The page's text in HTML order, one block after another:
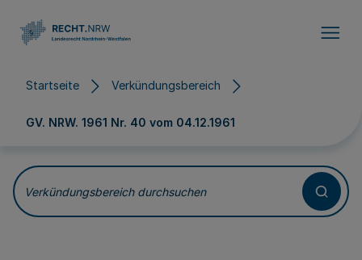
Startseite Verkündungsbereich
GV. NRW. 1961 Nr. 40 vom 04.12.1961
Verkündungsbereich durchsuchen